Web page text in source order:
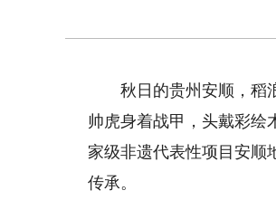
秋日的贵州安顺，稻浪
帅虎身着战甲，头戴彩绘
家级非遗代表性项目安顺
传承。